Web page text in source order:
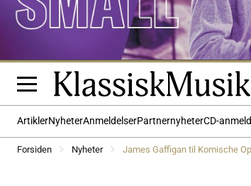
ArtiklerNyheterAnmeldelserPartnernyheterCD-
Forsiden Nyheter James Gaffigan til Komische